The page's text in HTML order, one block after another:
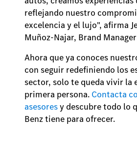
reflejando nuestro
excelencia y el lujo", afirma
Muñoz-Najar, Brand
Ahora que ya conoces
con seguir redefiniendo los
sector, solo te queda vivir la
primera persona. Contacta
asesoresy descubre todo lo
Benz tiene para ofrecer.